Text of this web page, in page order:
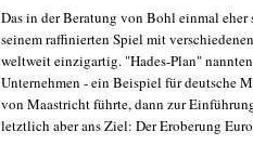
Das in der Beratung von Bohl einmal
seinem raffinierten Spiel mit
weltweit einzigartig. "Hades-Plan"
Unternehmen - ein Beispiel für deutsche
von Maastricht führte, dann zur
letztlich aber ans Ziel: Der Eroberung